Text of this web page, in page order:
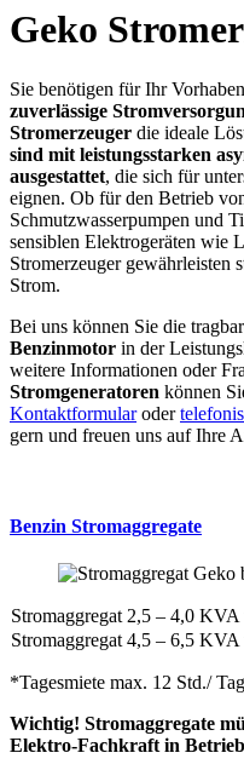
Geko
Sie benötigen für Ihr
zuverlässige
Stromerzeuger die ideale
sind mit leistungsstarken
ausgestattet, die sich für
eignen. Ob für den Betrieb
Schmutzwasserpumpen und
sensiblen Elektrogeräten wie
Stromerzeuger gewährleisten
Strom.
Bei uns können Sie die
Benzinmotor in der
weitere Informationen oder
Stromgeneratoren können
Kontaktformularoder
gern und freuen uns auf Ihre
Benzin Stromaggregate
Stromaggregat 2,5 – 4,0
Stromaggregat 4,5 – 6,5
*Tagesmiete max. 12 Std./ Tag
Wichtig! Stromaggregate
Elektro-Fachkraft in